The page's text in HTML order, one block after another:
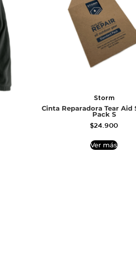
Storm
Cinta Reparadora Tear Aid
Pack S
$24.900
Ver más